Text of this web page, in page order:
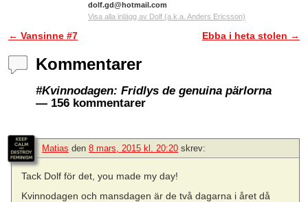
dolf.gd@hotmail.com
Visa alla inlägg av Dolf (a.k.a. Anders Ericsson)
Inläggsnavigering
← Vansinne #7 Ebba i heta stolen →
Kommentarer
#Kvinnodagen: Fridlys de genuina pärlorna
— 156 kommentarer
Matias den 8 mars, 2015 kl. 20:20 skrev:
Tack Dolf för det, you made my day!
Kvinnodagen och mansdagen är de två dagarna i året då